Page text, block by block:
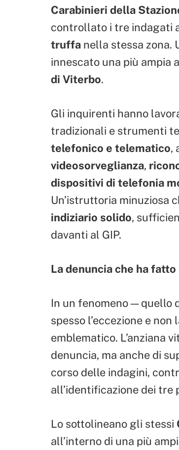
Carabinieri della
controllato i tre indagati
truffa nella stessa zona.
innescato una più ampia
di Viterbo.
Gli inquirenti hanno
tradizionali e strumenti
telefonico e telematico,
videosorveglianza,
dispositivi di telefonia
Un’istruttoria minuziosa
indiziario solido,
davanti al GIP.
La denuncia che ha
In un fenomeno — quello
spesso l’eccezione e
emblematico. L’anziana
denuncia, ma anche di
corso delle indagini,
all’identificazione dei tre
Lo sottolineano gli stessi
all’interno di una più